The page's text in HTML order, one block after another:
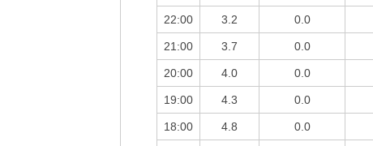
22:00 3.2 0.0
21:00 3.7 0.0
20:00 4.0 0.0
19:00 4.3 0.0
18:00 4.8 0.0